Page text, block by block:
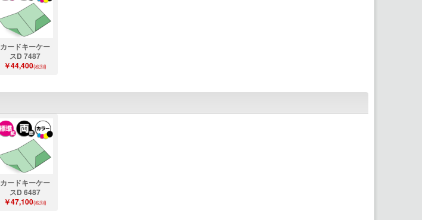
カードキーケー
スD 7487
￥44,400(税別)
カードキーケー
スD 6487
￥47,100(税別)